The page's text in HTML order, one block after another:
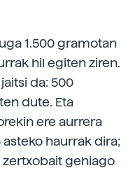
1.500 gramotan
hil egiten ziren.
da: 500
dute. Eta
ere aurrera
haurrak dira;
gehiago